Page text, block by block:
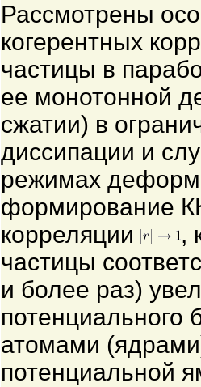
Рассмотрены
когерентных
частицы в
ее монотонной
сжатии) в
диссипации и
режимах
формирование
корреляции
,
частицы
и более раз)
потенциального
атомами
потенциальной